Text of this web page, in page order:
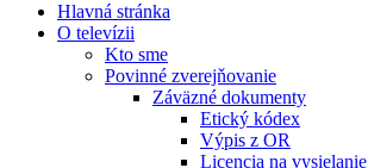
Hlavná stránka
O televízii
Kto sme
Povinné zverejňovanie
Záväzné dokumenty
Etický kódex
Výpis z OR
Licencia na vysielanie